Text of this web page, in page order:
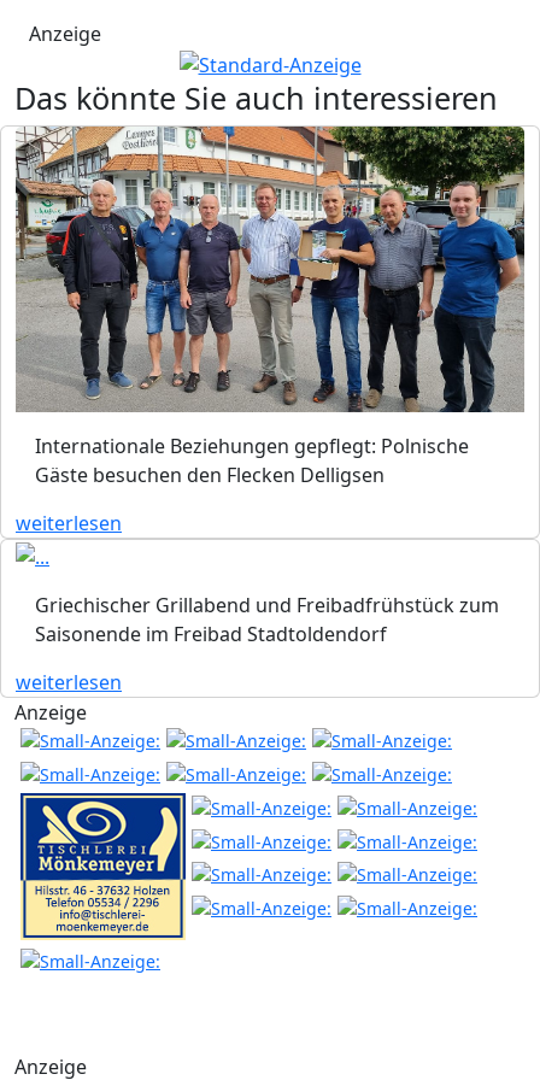
Anzeige
Das könnte Sie auch interessieren
Internationale Beziehungen gepflegt: Polnische
Gäste besuchen den Flecken Delligsen
weiterlesen
Griechischer Grillabend und Freibadfrühstück zum
Saisonende im Freibad Stadtoldendorf
weiterlesen
Anzeige
Anzeige